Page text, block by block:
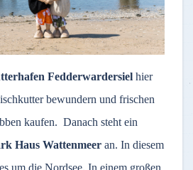
Fedderwardersiel hier
bewundern und frischen
kaufen. Danach steht ein
Haus Wattenmeer an. In diesem
um die Nordsee. In einem großen